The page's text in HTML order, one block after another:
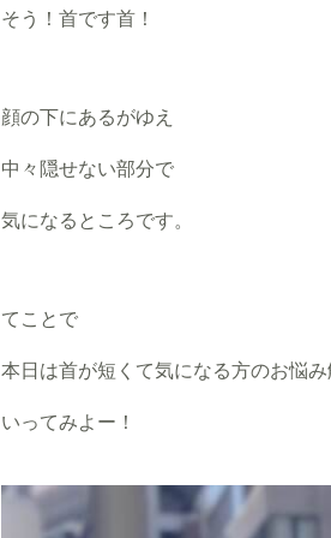
そう！首です首！
顔の下にあるがゆえ
中々隠せない部分で
気になるところです。
てことで
本日は首が短くて気になる方のお悩
いってみよー！